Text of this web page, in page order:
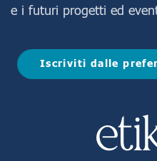
e i futuri progetti ed
Iscriviti dalle